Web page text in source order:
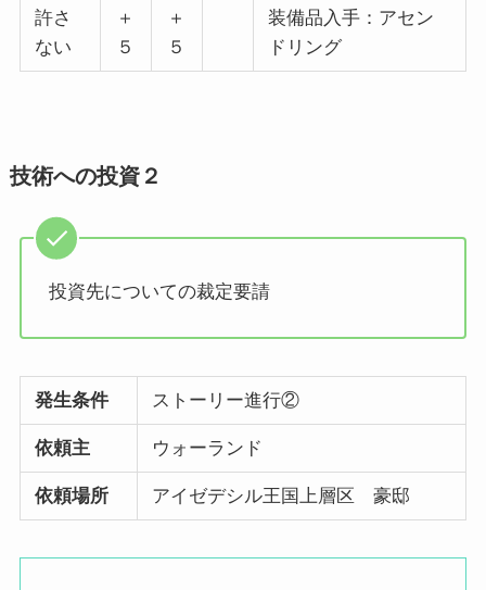
許さ
ない
＋
５
＋
５
装備品入手：アセン
ドリング
技術への投資２
投資先についての裁定要請
発生条件 ストーリー進行②
依頼主 ウォーランド
依頼場所 アイゼデシル王国上層区 豪邸